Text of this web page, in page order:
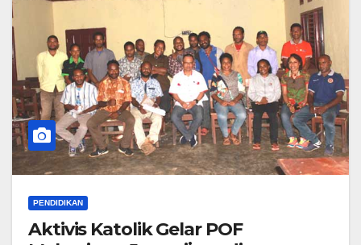
PENDIDIKAN
Aktivis Katolik Gelar POF